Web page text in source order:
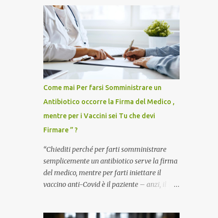
Come mai Per farsi Somministrare un
Antibiotico occorre la Firma del Medico ,
mentre per i Vaccini sei Tu che devi
Firmare ” ?
“Chiediti perché per farti somministrare
semplicemente un antibiotico serve la firma
del medico, mentre per farti iniettare il
vaccino anti-Covid è il paziente – anzi, il